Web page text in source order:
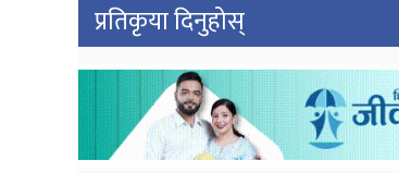
प्रतिकृया दिनुहोस्